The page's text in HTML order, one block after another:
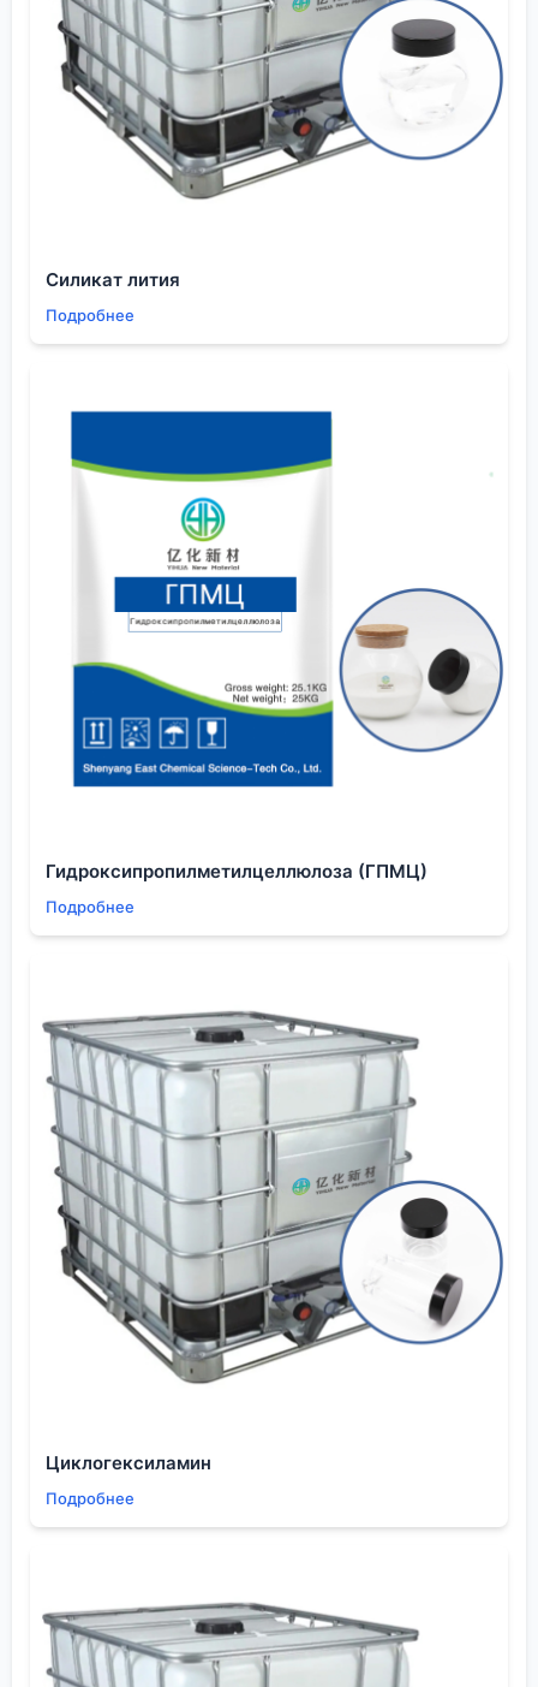
технологических рисков.
Стандарты устаревают. Современные
аналитические методы позволяют увидеть то, о
чем 50 лет назад и не подозревали. Хорошо, что
появляются технические условия (ТУ), которые
часто реальнее отражают потребности рынка.
Наша роль как поставщика — быть таким ?
возможностями химического завода. Мы
заказа.
синтеза специального мономера для полимеров в
строительстве, приходится согласовывать
временные, ужесточенные спецификации прямо с
технологами завода-изготовителя. Это кропотливо,
но именно так и строится долгосрочное
сотрудничество, а не разовая сделка ?купи-
продай?.
Резюме: мыслями вслух о будущем контроля
Так что же такое ?пиридин гост? в 2024 году? Для
меня это уже не догма, а гибкий инструмент. Это
базовый язык, на котором начинается диалог
ГОСТ?. Какие именно примеси для вас критичны?
Как вы будете его хранить? В каком процессе
используете?
аккумуляторы, и ИС, и ЖК-дисплеи, показывает,
что универсального решения нет. Маркетинговая
сеть в 30 стран — это не просто цифра, это 30
разных наборов требований и ожиданий от одного
и того же химиката.
Вывод, возможно, банален, но проверен
практикой: доверяй, но проверяй. Доверяй
стандарту как отправной точке, но проверяй
каждую партию под свою конкретную задачу. И
требуй от поставщика не красивых бумажек, а
понимания твоего технологического процесса.
Только тогда аббревиатураГОСТперестает быть
формальностью и становится гарантией не только
Силикат лития
Подробнее
Гидроксипропилметилцеллюлоза (ГПМЦ)
Подробнее
Циклогексиламин
Подробнее